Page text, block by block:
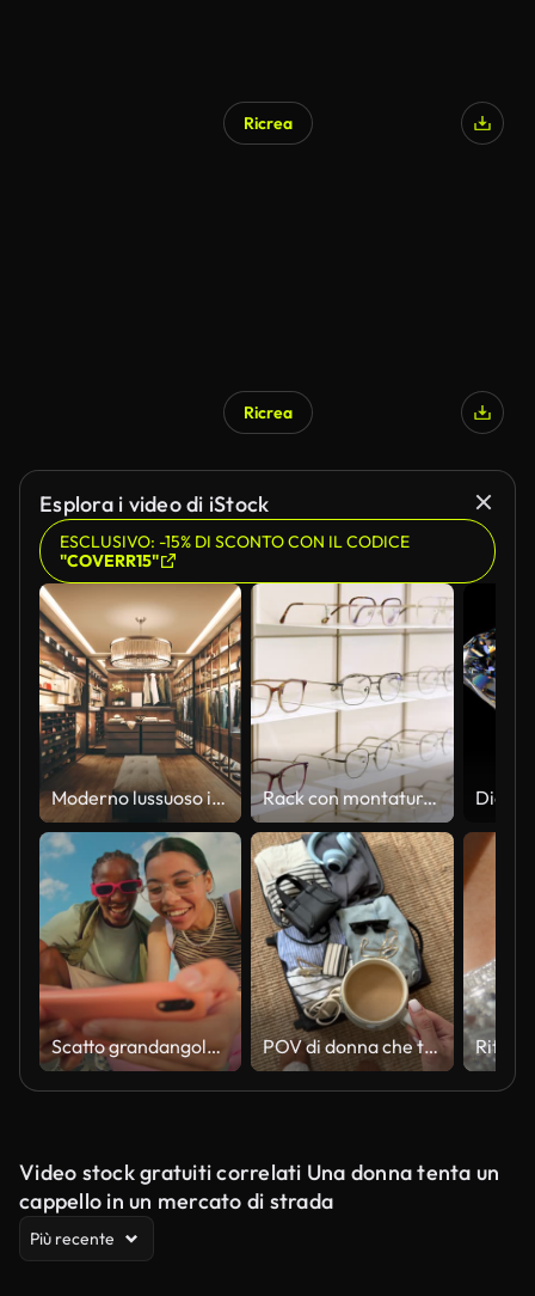
Ricrea
Ricrea
Esplora i video di iStock
ESCLUSIVO: -15% DI SCONTO CON IL CODICE
"COVERR15"
Moderno lussuoso interno dell'armadio walk-in Rack con montature per occhiali in negozio ottico
Scatto grandangolare del gruppo di amici della Gen Z che usano uno smartphone insieme. POV di donna che tiene il caffè mentre prepara la valigia per un viaggio in città
Video stock gratuiti correlati Una donna tenta un
cappello in un mercato di strada
Più recente